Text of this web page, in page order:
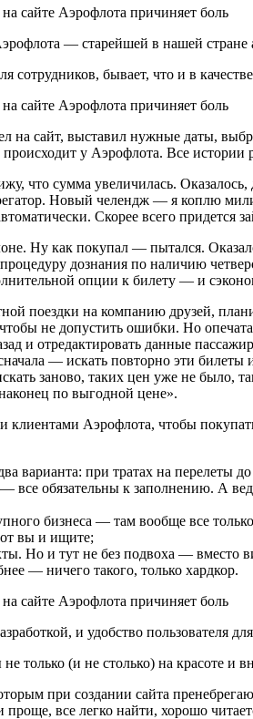
— старейшей в нашей стране
бывает, что и в
на сайт, выставил нужные даты,
у Аэрофлота. Все истории
что сумма увеличилась.
Новый челендж — я коплю
Скорее всего придется
Ну как покупал — пытался.
дознания по наличию
опции к билету — и
поездки на компанию друзей,
чтобы не допустить ошибки. Но
и отредактировать данные
— искать повторно эти
заново, таких цен уже не
по выгодной цене».
Аэрофлота, чтобы
варианта: при тратах на
все обязательны к заполнению. А
бизнеса — там вообще все
вы и ищите;
Но и тут не без подвоха — вместо
— ничего такого, только хардкор.
и удобство пользователя
только (и не столько) на красоте и
при создании сайта
все легко найти, хорошо